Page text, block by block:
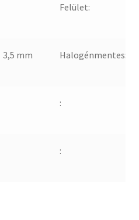
Felület:
3,5 mm Halogénmentes:
:
: